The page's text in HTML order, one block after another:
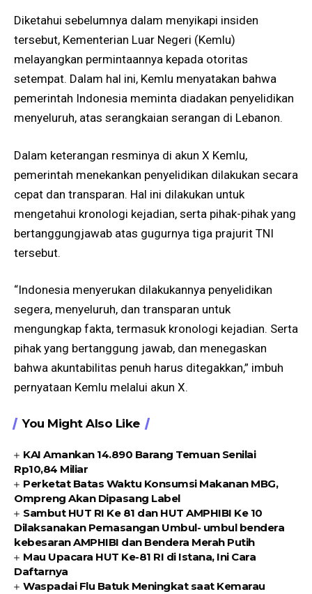
Diketahui sebelumnya dalam menyikapi insiden
tersebut, Kementerian Luar Negeri (Kemlu)
melayangkan permintaannya kepada otoritas
setempat. Dalam hal ini, Kemlu menyatakan bahwa
pemerintah Indonesia meminta diadakan penyelidikan
menyeluruh, atas serangkaian serangan di Lebanon.
Dalam keterangan resminya di akun X Kemlu,
pemerintah menekankan penyelidikan dilakukan secara
cepat dan transparan. Hal ini dilakukan untuk
mengetahui kronologi kejadian, serta pihak-pihak yang
bertanggungjawab atas gugurnya tiga prajurit TNI
tersebut.
“Indonesia menyerukan dilakukannya penyelidikan
segera, menyeluruh, dan transparan untuk
mengungkap fakta, termasuk kronologi kejadian. Serta
pihak yang bertanggung jawab, dan menegaskan
bahwa akuntabilitas penuh harus ditegakkan,” imbuh
pernyataan Kemlu melalui akun X.
You Might Also Like
KAI Amankan 14.890 Barang Temuan Senilai
Rp10,84 Miliar
Perketat Batas Waktu Konsumsi Makanan MBG,
Ompreng Akan Dipasang Label
Sambut HUT RI Ke 81 dan HUT AMPHIBI Ke 10
Dilaksanakan Pemasangan Umbul- umbul bendera
kebesaran AMPHIBI dan Bendera Merah Putih
Mau Upacara HUT Ke-81 RI di Istana, Ini Cara
Daftarnya
Waspadai Flu Batuk Meningkat saat Kemarau